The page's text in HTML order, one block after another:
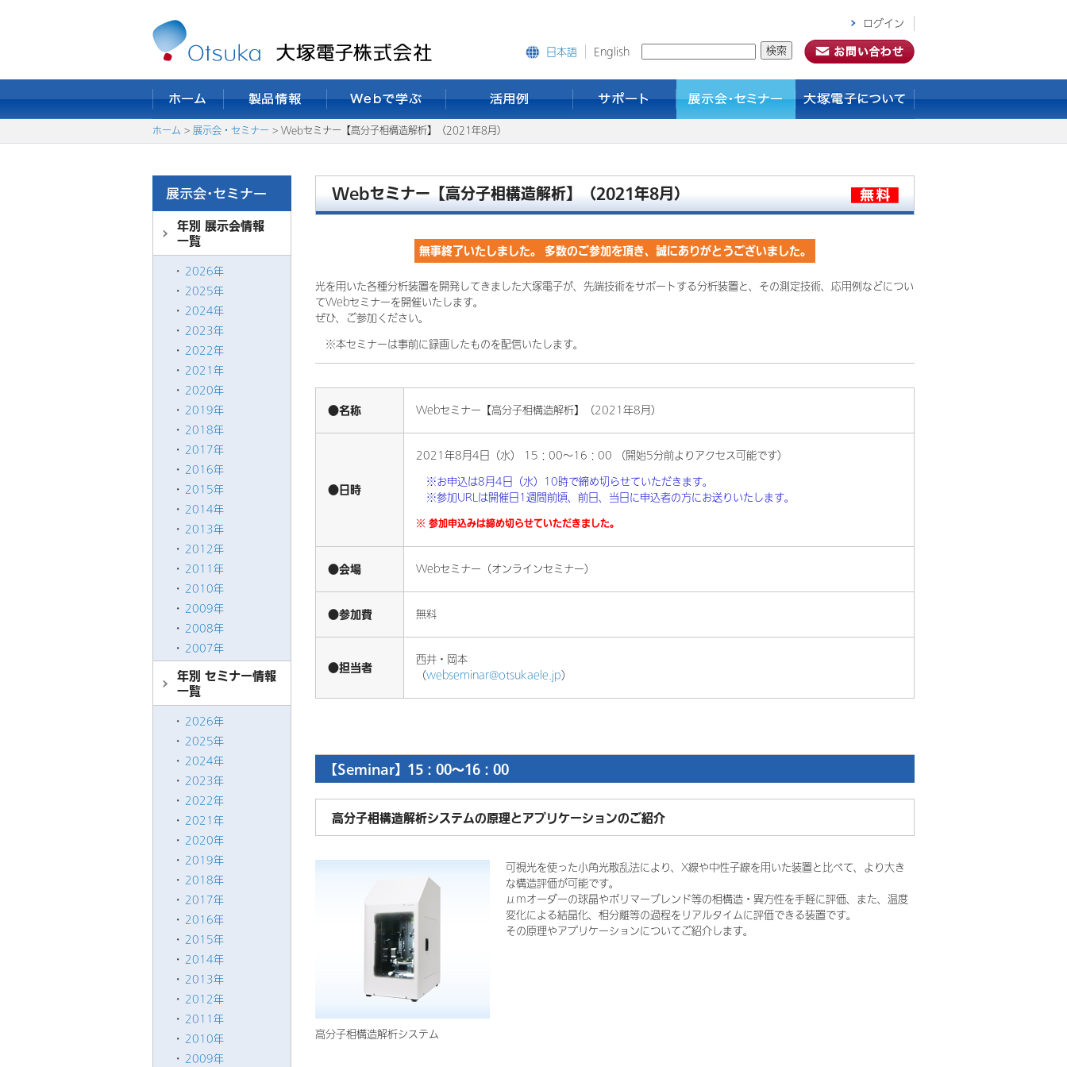
ログイン
日本語
English
ホーム > 展示会・セミナー > Webセミナー【高分子相構造解析】（2021年8月）
年別 展示会情報
一覧
2026年
2025年
2024年
2023年
2022年
2021年
2020年
2019年
2018年
2017年
2016年
2015年
2014年
2013年
2012年
2011年
2010年
2009年
2008年
2007年
年別 セミナー情報
一覧
2026年
2025年
2024年
2023年
2022年
2021年
2020年
2019年
2018年
2017年
2016年
2015年
2014年
2013年
2012年
2011年
2010年
2009年
Webセミナー【高分子相構造解析】（2021年8月）
無事終了いたしました。 多数のご参加を頂き、誠にありがとうございました。
光を用いた各種分析装置を開発してきました大塚電子が、先端技術をサポートする分析装置と、その測定技術、応用例などについ
てWebセミナーを開催いたします。
ぜひ、ご参加ください。
※本セミナーは事前に録画したものを配信いたします。
●名称 Webセミナー【高分子相構造解析】（2021年8月）
●日時
2021年8月4日（水） 15：00～16：00 （開始5分前よりアクセス可能です）
※お申込は8月4日（水）10時で締め切らせていただきます。
※参加URLは開催日1週間前頃、前日、当日に申込者の方にお送りいたします。
※ 参加申込みは締め切らせていただきました。
●会場 Webセミナー（オンラインセミナー）
●参加費 無料
●担当者
西井・岡本
（webseminar@otsukaele.jp）
【Seminar】15：00～16：00
高分子相構造解析システムの原理とアプリケーションのご紹介
高分子相構造解析システム
可視光を使った小角光散乱法により、X線や中性子線を用いた装置と比べて、より大き
な構造評価が可能です。
μｍオーダーの球晶やポリマーブレンド等の相構造・異方性を手軽に評価、また、温度
変化による結晶化、相分離等の過程をリアルタイムに評価できる装置です。
その原理やアプリケーションについてご紹介します。